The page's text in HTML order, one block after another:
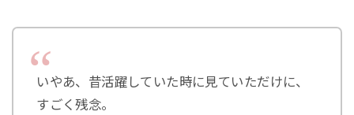
いやあ、昔活躍していた時に見ていただけに、
すごく残念。